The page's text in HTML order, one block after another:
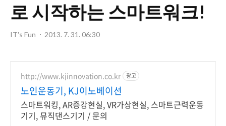
로 시작하는 스마트워크!
IT's Fun 2013. 7. 31. 06:30
http://www.kjinnovation.co.kr 광고
노인운동기, KJ이노베이션
스마트워킹, AR증강현실, VR가상현실, 스마트근력운동
기기, 뮤직댄스기기 / 문의